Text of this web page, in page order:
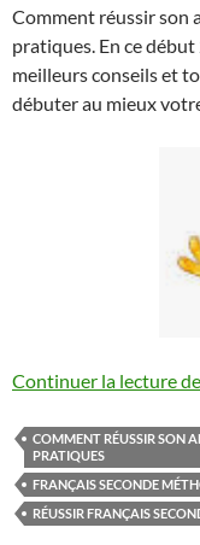
Comment réussir son
pratiques. En ce
meilleurs conseils et
débuter au mieux
Continuer la lecture de
COMMENT RÉUSSIR SON
PRATIQUES
FRANÇAIS SECONDE
RÉUSSIR FRANÇAIS